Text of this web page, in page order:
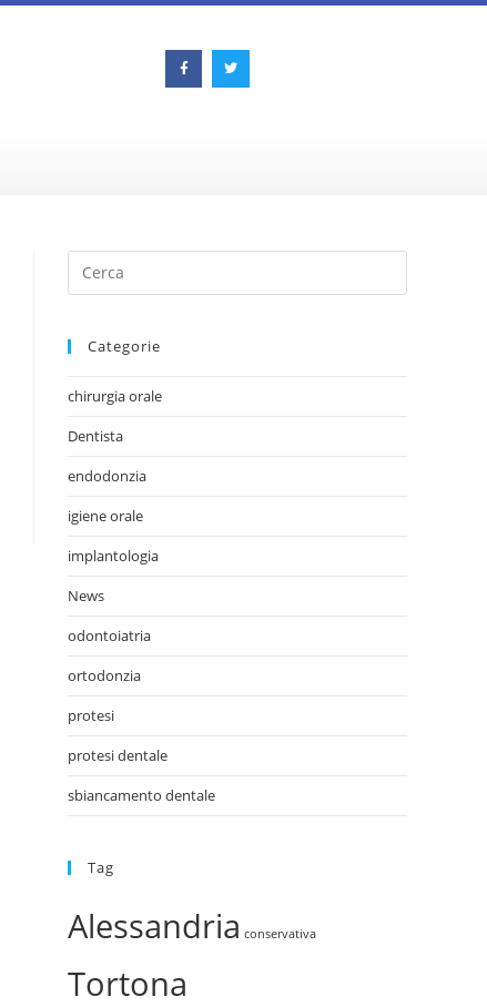
Categorie
chirurgia orale
Dentista
endodonzia
igiene orale
implantologia
News
odontoiatria
ortodonzia
protesi
protesi dentale
sbiancamento dentale
Tag
Alessandria conservativa
Tortona